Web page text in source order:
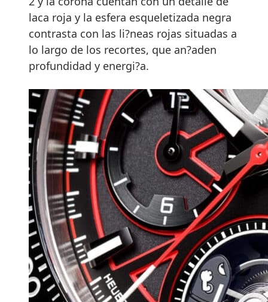
laca roja y la esfera esqueletizada negra
contrasta con las li?neas rojas situadas a
lo largo de los recortes, que an?aden
profundidad y energi?a.